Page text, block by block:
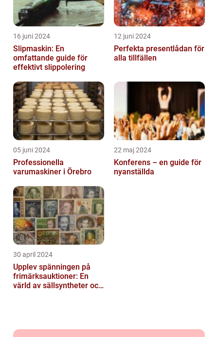
16 juni 2024
Slipmaskin: En
omfattande guide för
effektivt slippolering
12 juni 2024
Perfekta presentlådan för
alla tillfällen
05 juni 2024
Professionella
varumaskiner i Örebro
22 maj 2024
Konferens – en guide för
nyanställda
30 april 2024
Upplev spänningen på
frimärksauktioner: En
värld av sällsyntheter och